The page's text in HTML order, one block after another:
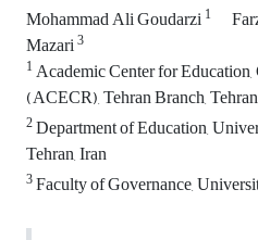
Mohammad Ali Goudarzi1
Mazari3
1Academic Center for
(ACECR), Tehran Branch,
2Department of Education,
Tehran, Iran
3Faculty of Governance,